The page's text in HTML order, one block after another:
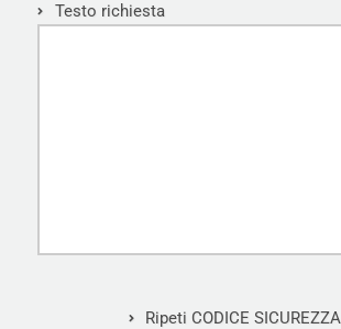
Testo richiesta
Ripeti CODICE SICUREZZA